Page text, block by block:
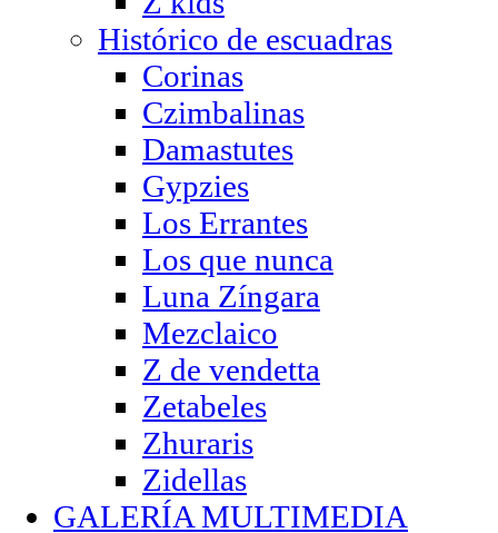
Histórico de escuadras
Corinas
Czimbalinas
Damastutes
Gypzies
Los Errantes
Los que nunca
Luna Zíngara
Mezclaico
Z de vendetta
Zetabeles
Zhuraris
Zidellas
GALERÍA MULTIMEDIA